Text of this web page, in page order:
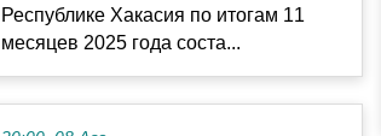
Республике Хакасия по итогам 11
месяцев 2025 года соста...